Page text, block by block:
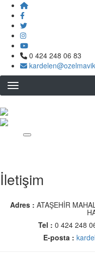
Ana
içeriğe
0 424 248 06 83
İletişim
Adres : ATAŞEHİR
Tel : 0 424 248
E-posta :